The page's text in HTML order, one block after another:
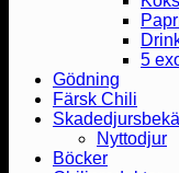
5
Gödning
Färsk Chili
Nyttodjur
Böcker